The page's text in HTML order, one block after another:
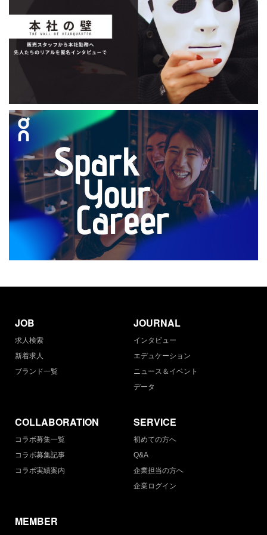
JOB
求人検索
新着求人
ブランド一覧
JOURNAL
インタビュー
エデュケーション
ニュース＆イベント
データ
COLLABORATION
コラボ募集一覧
コラボ募集記事
コラボ実績案内
SERVICE
初めての方へ
Q&A
企業担当の方へ
企業ログイン
MEMBER